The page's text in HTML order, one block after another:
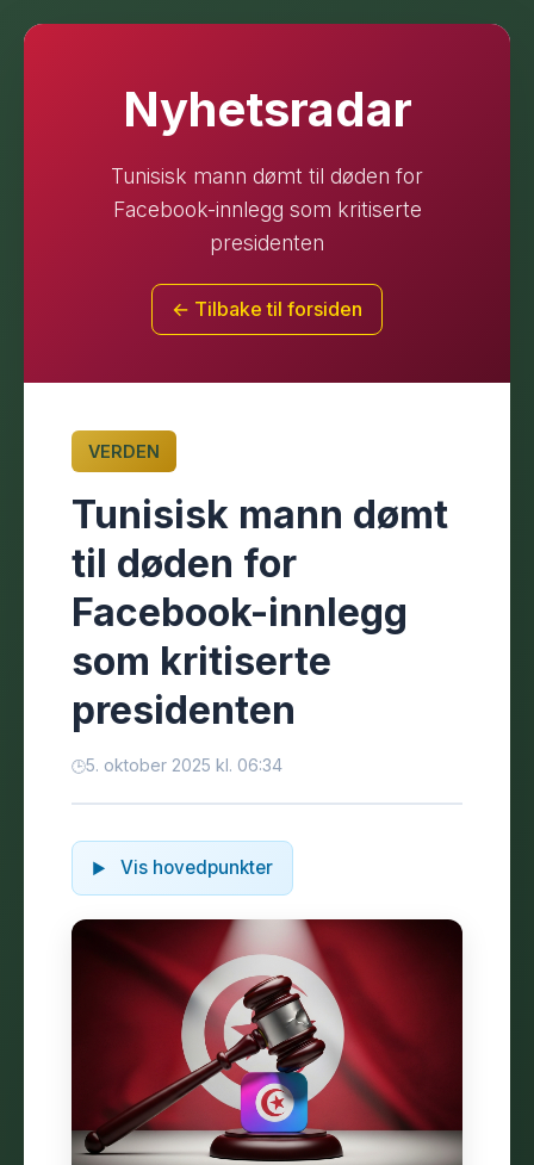
Nyhetsradar
Tunisisk mann dømt til døden for
Facebook-innlegg som kritiserte
presidenten
← Tilbake til forsiden
VERDEN
Tunisisk mann dømt
til døden for
Facebook-innlegg
som kritiserte
presidenten
5. oktober 2025 kl. 06:34
Vis hovedpunkter